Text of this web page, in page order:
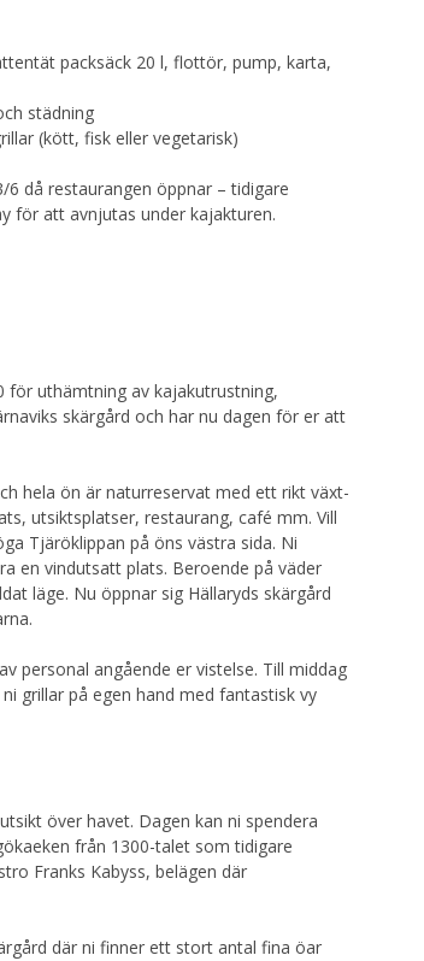
packsäck 20 l, flottör, pump, karta,
städning
(kött, fisk eller vegetarisk)
då restaurangen öppnar – tidigare
för att avnjutas under kajakturen.
för uthämtning av kajakutrustning,
skärgård och har nu dagen för er att
hela ön är naturreservat med ett rikt växt-
utsiktsplatser, restaurang, café mm. Vill
Tjäröklippan på öns västra sida. Ni
en vindutsatt plats. Beroende på väder
läge. Nu öppnar sig Hällaryds skärgård
personal angående er vistelse. Till middag
grillar på egen hand med fantastisk vy
över havet. Dagen kan ni spendera
från 1300-talet som tidigare
Franks Kabyss, belägen där
där ni finner ett stort antal fina öar